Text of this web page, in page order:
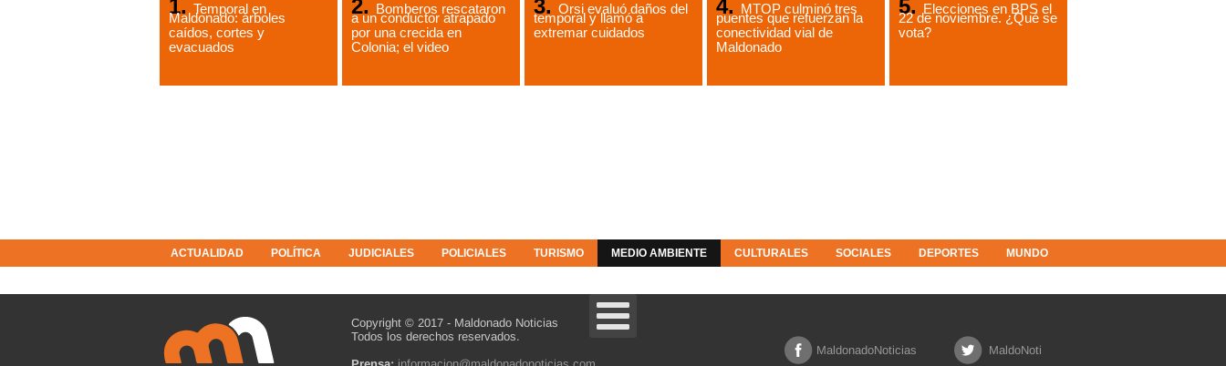
Temporal en
Maldonado: árboles
caídos, cortes y
evacuados
Bomberos rescataron
a un conductor atrapado
por una crecida en
Colonia; el video
Orsi evaluó daños del
temporal y llamó a
extremar cuidados
MTOP culminó tres
puentes que refuerzan la
conectividad vial de
Maldonado
Elecciones en BPS el
22 de noviembre. ¿Qué se
vota?
ACTUALIDAD POLÍTICA JUDICIALES POLICIALES TURISMO MEDIO AMBIENTE CULTURALES SOCIALES DEPORTES MUNDO
Copyright © 2017 - Maldonado Noticias
Todos los derechos reservados.
MaldonadoNoticias MaldoNoti